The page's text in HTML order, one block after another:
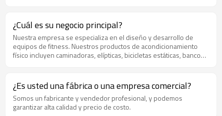
comercial para proteger al comprador; · El tiempo de entrega.
¿Cuál es su negocio principal?
Nuestra empresa se especializa en el diseño y desarrollo de
equipos de fitness. Nuestros productos de acondicionamiento
físico incluyen caminadoras, elípticas, bicicletas estáticas, bancos
deportivos de acondicionamiento físico.
¿Es usted una fábrica o una empresa comercial?
Somos un fabricante y vendedor profesional, y podemos
garantizar alta calidad y precio de costo.